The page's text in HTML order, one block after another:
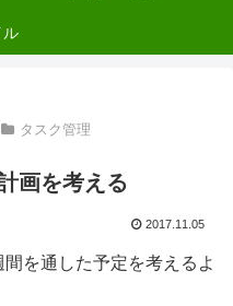
ル
タスク管理
画を考える
2017.11.05
を通した予定を考えるよ